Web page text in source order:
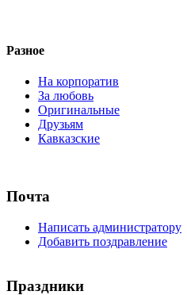
Разное
На корпоратив
За любовь
Оригинальные
Друзьям
Кавказские
Почта
Написать администратору
Добавить поздравление
Праздники